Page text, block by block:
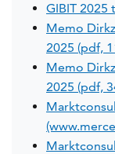
GIBIT 2025
Memo
2025 (pdf,
Memo
2025 (pdf,